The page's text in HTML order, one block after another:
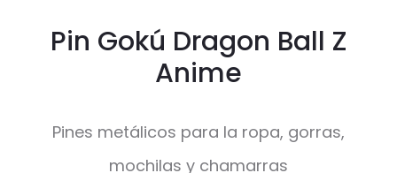
Pin Gokú Dragon Ball Z
Anime
Pines metálicos para la ropa, gorras,
mochilas y chamarras